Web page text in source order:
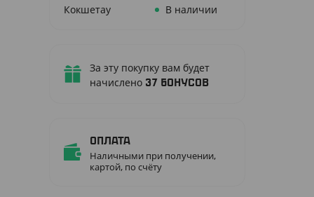
Кокшетау
В наличии
За эту покупку вам будет
начислено 37 бонусов
Оплата
Наличными при получении,
картой, по счёту